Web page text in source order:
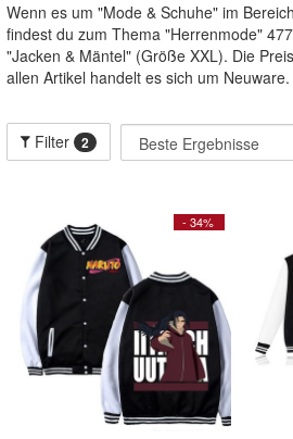
Wenn es um "Mode & Schuhe" im
findest du zum Thema "Herrenmode"
"Jacken & Mäntel" (Größe XXL). Die
allen Artikel handelt es sich um Neuware.
Filter 2
- 34%